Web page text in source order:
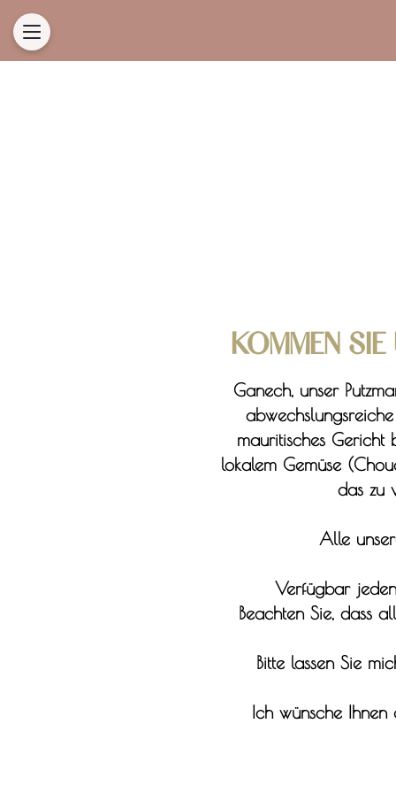
KOMMEN
Ganech, unser
mauritisches Gericht
lokalem Gemüse
das zu
Alle
Verfügbar
Beachten Sie, dass
Bitte lassen Sie
Ich wünsche